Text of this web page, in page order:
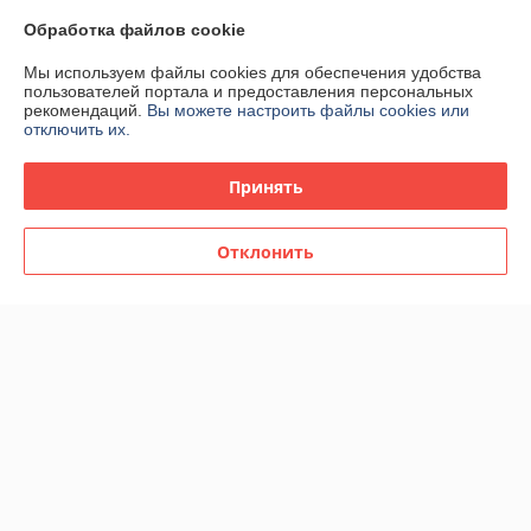
График работы
Полная версия сайта
Политика обработки cookies
Обработка файлов cookie
Мы используем файлы cookies для обеспечения удобства
пользователей портала и предоставления персональных
рекомендаций. Вы можете настроить файлы cookies или
отключить их.
Принять
Отклонить